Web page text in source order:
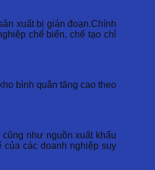
xuất bị gián đoạn.Chính
chế biến, chế tạo chỉ
bình quân tăng cao theo
như nguồn xuất khẩu
các doanh nghiệp suy